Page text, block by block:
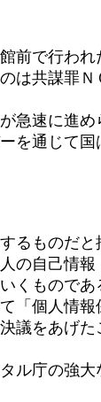
で行われ
共謀罪
速に進め
通じて
ものだと
自己情
くものであ
個人情報
をあげ
庁の強大